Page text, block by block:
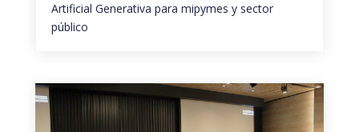
Artificial Generativa para mipymes y sector
público